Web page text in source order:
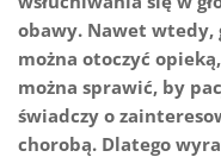
obawy. Nawet wtedy,
można otoczyć
można sprawić, by
świadczy o
chorobą. Dlatego